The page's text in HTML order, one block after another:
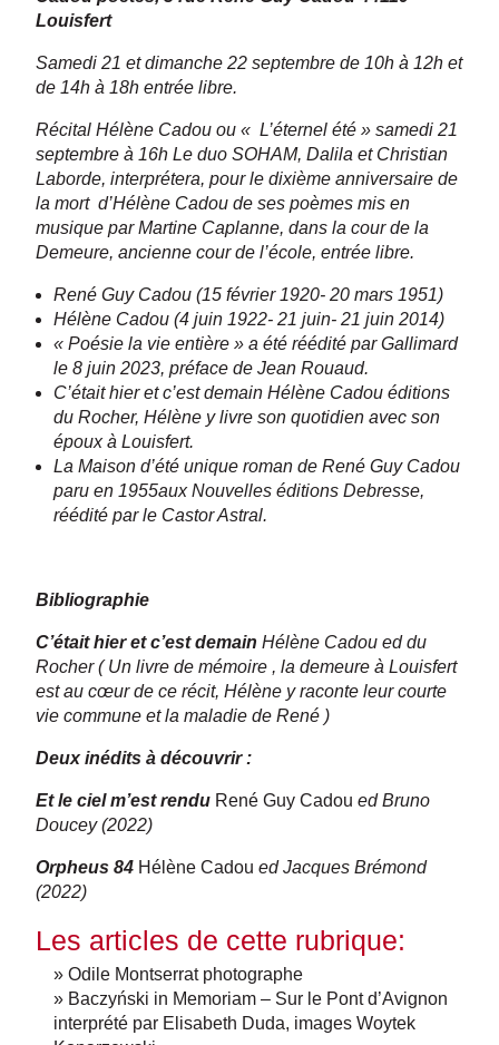
Louisfert
Samedi 21 et dimanche 22 septembre de 10h à 12h et
de 14h à 18h entrée libre.
Récital Hélène Cadou ou « L’éternel été » samedi 21
septembre à 16h Le duo SOHAM, Dalila et Christian
Laborde, interprétera, pour le dixième anniversaire de
la mort d’Hélène Cadou de ses poèmes mis en
musique par Martine Caplanne, dans la cour de la
Demeure, ancienne cour de l’école, entrée libre.
René Guy Cadou (15 février 1920- 20 mars 1951)
Hélène Cadou (4 juin 1922- 21 juin- 21 juin 2014)
« Poésie la vie entière » a été réédité par Gallimard
le 8 juin 2023, préface de Jean Rouaud.
C’était hier et c’est demain Hélène Cadou éditions
du Rocher, Hélène y livre son quotidien avec son
époux à Louisfert.
La Maison d’été unique roman de René Guy Cadou
paru en 1955aux Nouvelles éditions Debresse,
réédité par le Castor Astral.
Bibliographie
C’était hier et c’est demain Hélène Cadou ed du
Rocher ( Un livre de mémoire , la demeure à Louisfert
est au cœur de ce récit, Hélène y raconte leur courte
vie commune et la maladie de René )
Deux inédits à découvrir :
Et le ciel m’est rendu René Guy Cadou ed Bruno
Doucey (2022)
Orpheus 84 Hélène Cadou ed Jacques Brémond
(2022)
Les articles de cette rubrique:
» Odile Montserrat photographe
» Baczyński in Memoriam – Sur le Pont d’Avignon
interprété par Elisabeth Duda, images Woytek